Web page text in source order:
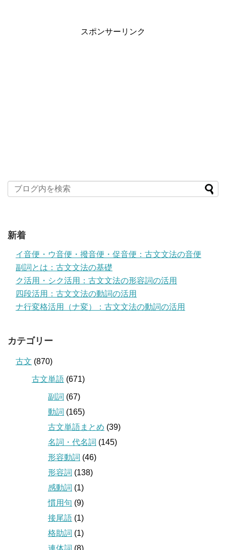
スポンサーリンク
新着
イ音便・ウ音便・撥音便・促音便：古文文法の音便
副詞とは：古文文法の基礎
ク活用・シク活用：古文文法の形容詞の活用
四段活用：古文文法の動詞の活用
ナ行変格活用（ナ変）：古文文法の動詞の活用
カテゴリー
古文 (870)
古文単語 (671)
副詞 (67)
動詞 (165)
古文単語まとめ (39)
名詞・代名詞 (145)
形容動詞 (46)
形容詞 (138)
感動詞 (1)
慣用句 (9)
接尾語 (1)
格助詞 (1)
連体詞 (8)